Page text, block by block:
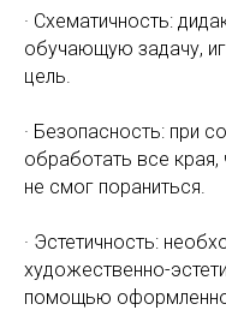
· Схематичность:
обучающую задачу,
цель.
· Безопасность: при
обработать все
не смог пораниться.
· Эстетичность:
художественно-
помощью